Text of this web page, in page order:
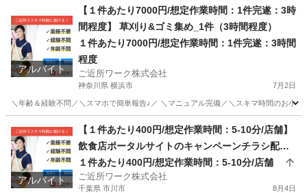
その他
アルバイト
【１件あたり7000円/想定作業時間：1件完遂：3時
間程度】 草刈り&ゴミ集め_1件（3時間程度）
１件あたり7000円/想定作業時間：1件完遂：3時間
程度
ご近所ワーク株式会社
神奈川県 横浜市 7月2日
＼年齢＆経験不問／＼スマホで簡単報告♪／ ＼マニュアル完備／＼スキマ時間のお小
その他
アルバイト
【１件あたり400円/想定作業時間：5-10分/店舗】
飲食店ポータルサイトのキャンペーンチラシ配布
＆ご利用案内業務
１件あたり400円/想定作業時間：5-10分/店舗
ご近所ワーク株式会社
千葉県 市川市 8月4日